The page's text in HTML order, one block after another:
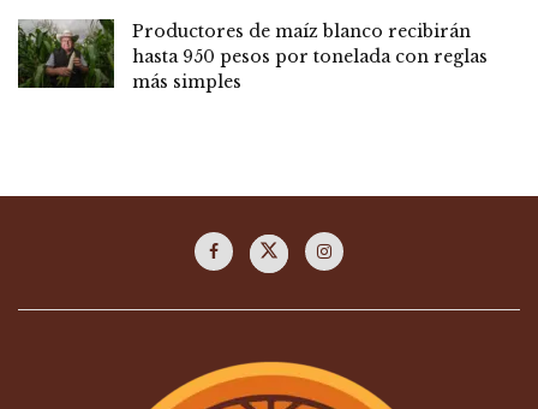
Productores de maíz blanco recibirán
hasta 950 pesos por tonelada con reglas
más simples